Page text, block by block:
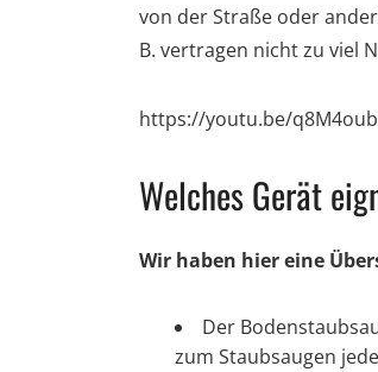
von der Straße oder
B. vertragen nicht zu viel
https://youtu.be/
Welches Gerät
Wir haben hier eine
Der
zum Staubsaugen